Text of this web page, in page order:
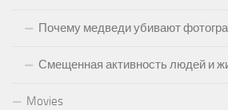
Почему медведи убивают
Смещенная активность людей и
Movies